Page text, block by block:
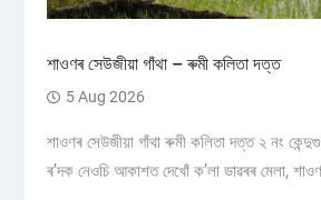
শাওণৰ সেউজীয়া গাঁথা – ৰুমী কলিতা দত্ত
5 Aug 2026
শাওণৰ সেউজীয়া গাঁথা ৰুমী কলিতা দত্ত ২ নং
ৰ’দক নেওচি আকাশত দেখোঁ ক’লা ডাৱৰৰ মেলা,